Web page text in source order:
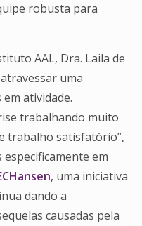
robusta para
AAL, Dra. Laila de
uma
atividade.
trabalhando muito
trabalho satisfatório”,
em
, uma iniciativa
dando a
causadas pela